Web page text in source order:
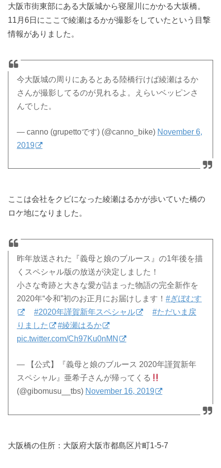
大阪市街東部にある大阪城から寝屋川にかかる大坂橋。
11月6日にここで綾瀬はるかが撮影をしていたという目撃
情報がありました。
今大阪城の周りにあるとある陸橋行けば綾瀬はるか
さんが撮影してるのが見れるよ。えらいベッピンさ
んでした。
— canno (grupettoです) (@canno_bike) November 6,
2019
ここは会社をクビになった綾瀬はるかが歩いていた橋の
ロケ地になりました。
昨年放送された『義母と娘のブルース』の1年後を描
くスペシャル版の放送が決定しました！
小さな奇跡と大きな愛が詰まった物語の完全新作を
2020年“令和”初のお正月にお届けします！#ぎぼむす
#2020年謹賀新年スペシャル
#ただいま戻
りました
#綾瀬はるか
pic.twitter.com/Ch97Ku0nMN
— 【公式】『義母と娘のブルース 2020年謹賀新年
スペシャル』亜希子さんが帰ってくる
(@gibomusu__tbs) November 16, 2019
大阪橋の住所： 大阪府大阪市都島区片町1-5-7